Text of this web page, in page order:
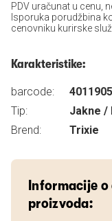
PDV uračunat u cenu,
Isporuka porudžbina
cenovniku kurirske
Karakteristike:
barcode:
Tip:
Jakne /
Brend:
Trixie
Informacije
proizvoda: